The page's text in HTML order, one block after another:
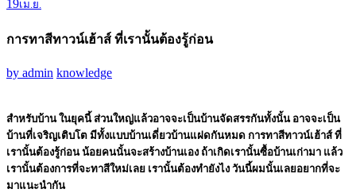
19เม.ย.
การทาสีทาวน์เฮ้าส์ ที่เรานั้นต้องรู้ก่อน
by admin knowledge
สำหรับบ้าน ในยุคนี้ ส่วนใหญ่แล้วอาจจะเป็นบ้านจัดสรรกันทั้งนั้น อาจจะเป็น
บ้านที่เจริญเติบโต มีทั้งแบบบ้านเดี่ยวบ้านแฝดกันหมด การทาสีทาวน์เฮ้าส์ ที่
เรานั้นต้องรู้ก่อนน้อยคนนั้นจะสร้างบ้านเอง ถ้าเกิดเรานั้นซื้อบ้านเก่ามา แล้ว
เรานั้นต้องการที่จะทาสีใหม่เลย เรานั้นต้องทำยังไง วันนี้ผมนั้นเลยอยากที่จะ
มาแนะนำกัน